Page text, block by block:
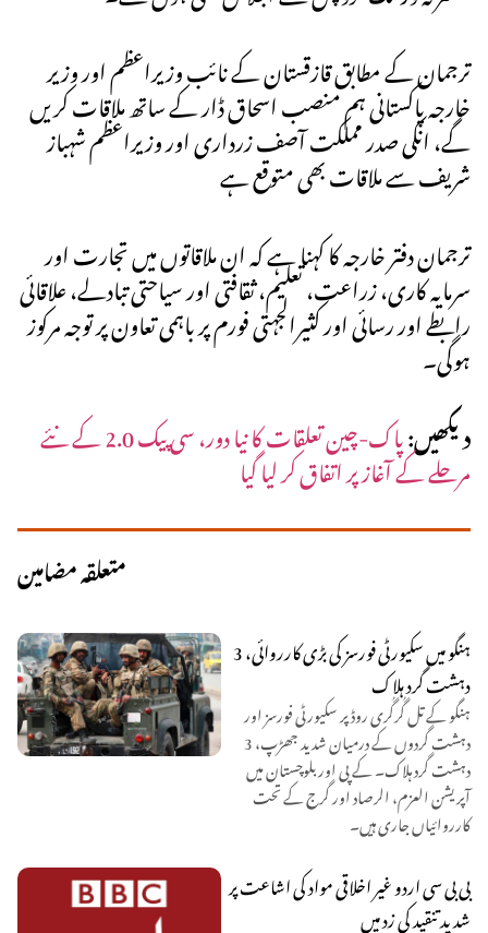
ترجمان کے مطابق قازقستان کے نائب وزیراعظم اور وزیر
خارجہ پاکستانی ہم منصب اسحاق ڈار کے ساتھ ملاقات کریں
گے، انکی صدر مملکت آصف زرداری اور وزیراعظم شہباز
شریف سے ملاقات بھی متوقع ہے
ترجمان دفتر خارجہ کا کہنا ہے کہ ان ملاقاتوں میں تجارت اور
سرمایہ کاری، زراعت، تعلیم، ثقافتی اور سیاحتی تبادلے، علاقائی
رابطے اور رسائی اور کثیرالجہتی فورم پر باہمی تعاون پر توجہ مرکوز
ہوگی۔
دیکھیں:
پاک-چین تعلقات کا نیا دور، سی پیک 2.0 کے نئے
مرحلے کے آغاز پر اتفاق کر لیا گیا
متعلقہ مضامین
ہنگو میں سکیورٹی فورسز کی بڑی کارروائی، 3
دہشت گرد ہلاک
ہنگو کے تل گُرگُری روڈ پر سکیورٹی فورسز اور
دہشت گردوں کے درمیان شدید جھڑپ، 3
دہشت گرد ہلاک۔ کے پی اور بلوچستان میں
آپریشن العزم، الرصاد اور گرج کے تحت
کارروائیاں جاری ہیں۔
بی بی سی اردو غیر اخلاقی مواد کی اشاعت پر
شدید تنقید کی زد میں